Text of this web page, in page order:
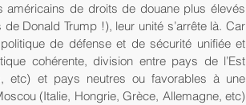
de droits de douane plus élevés
Donald Trump !), leur unité s’arrête là. Car
de défense et de sécurité unifiée et
cohérente, division entre pays de l’Est
etc) et pays neutres ou favorables à une
(Italie, Hongrie, Grèce, Allemagne, etc)